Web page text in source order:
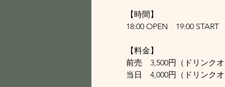
【時間】
18:00 OPEN　19:00 START
【料金】
前売　3,500円（ドリンクオ
当日　4,000円（ドリンクオ